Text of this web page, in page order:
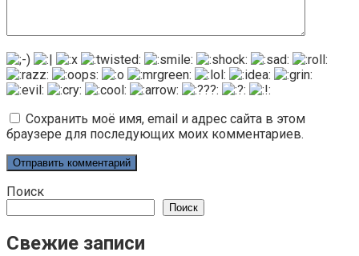
Сохранить моё имя, email и адрес сайта в этом
браузере для последующих моих комментариев.
Поиск
Поиск
Свежие записи